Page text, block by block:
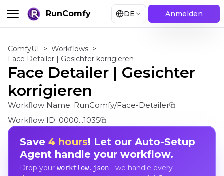
RunComfy DE Anmelden
ComfyUI > Workflows >
Face Detailer | Gesichter korrigieren
Face Detailer | Gesichter
korrigieren
Workflow Name: RunComfy/Face-Detailer
Workflow ID: 0000...1035
Save 4 hours! Let our Auto-Setup
Agent handle your workflow.
Drop your workflow.json- we handle every